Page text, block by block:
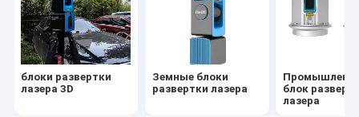
Multi UAV ротора
VTOL UAV неподвижного крыла
Внося в журнал система
блоки развертки
лазера 3D
Земные блоки
развертки лазера
блок
лазера